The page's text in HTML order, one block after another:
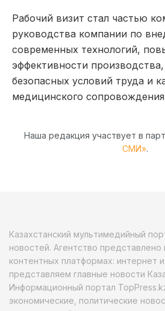
Рабочий визит стал частью
руководства компании по
современных технологий,
эффективности
безопасных условий труда и
медицинского
Наша редакция участвует в
СМИ».
Казахстанский мультимедийный
новостей. Агентство
контентных платформах: интернет
представляем главные новости
Информационный портал
экономические, политические